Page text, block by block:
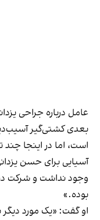
عامل درباره جراحی
بعدی کشتی‌گیر
است، اما در اینجا
آسیایی برای حسن
وجود نداشت و شرکت
بوده.»
او گفت: «یک مورد